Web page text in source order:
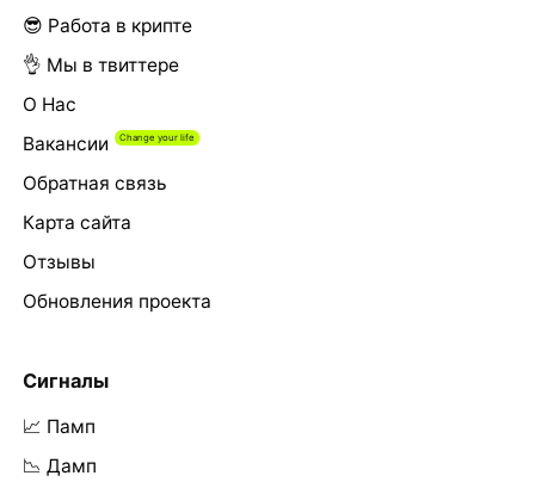
😎 Работа в крипте
👌 Мы в твиттере
О Нас
Вакансии
Обратная связь
Карта сайта
Отзывы
Обновления проекта
Сигналы
📈 Памп
📉 Дамп